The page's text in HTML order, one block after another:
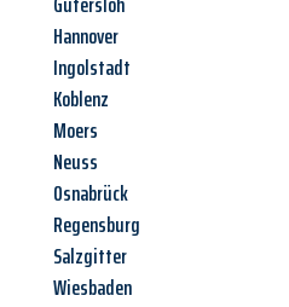
Hannover
Ingolstadt
Koblenz
Moers
Neuss
Osnabrück
Regensburg
Salzgitter
Wiesbaden